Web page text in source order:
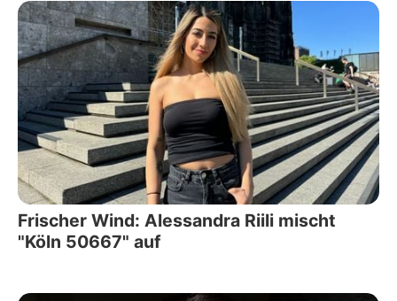
Frischer Wind: Alessandra Riili mischt
"Köln 50667" auf